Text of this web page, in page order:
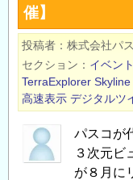
2024
年
1
月
12
日
開
催）
土
技
術
政
策
総
合
研
催】
投稿者 株式会社パ
セクション
イベン
TerraExplorer Skyline
高速表示 デジタルツ
パスコが
３次元ビ
が８月に